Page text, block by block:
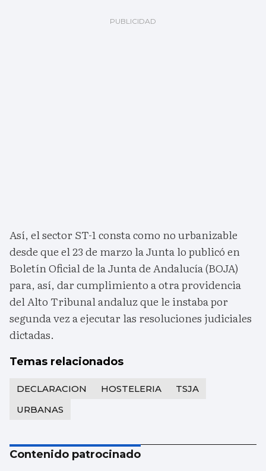
Así, el sector ST-1 consta como no urbanizable
desde que el 23 de marzo la Junta lo publicó en
Boletín Oficial de la Junta de Andalucía (BOJA)
para, así, dar cumplimiento a otra providencia
del Alto Tribunal andaluz que le instaba por
segunda vez a ejecutar las resoluciones judiciales
dictadas.
Temas relacionados
DECLARACION HOSTELERIA
TSJA
URBANAS
Contenido patrocinado